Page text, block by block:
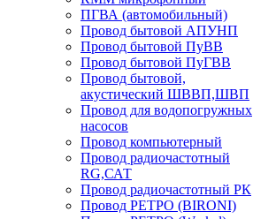
ПГВА (автомобильный)
Провод бытовой АПУНП
Провод бытовой ПуВВ
Провод бытовой ПуГВВ
Провод бытовой,
акустический ШВВП,ШВП
Провод для водопогружных
насосов
Провод компьютерный
Провод радиочастотный
RG,САТ
Провод радиочастотный РК
Провод РЕТРО (BIRONI)